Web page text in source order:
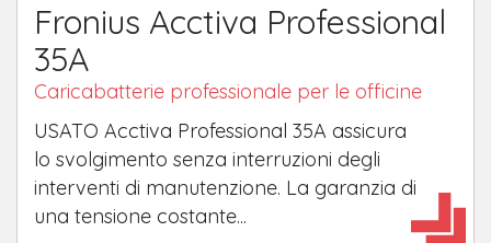
Fronius Acctiva Professional
35A
Caricabatterie professionale per le officine
USATO​ Acctiva Professional 35A assicura
lo svolgimento senza interruzioni degli
interventi di manutenzione. La garanzia di
una tensione costante...